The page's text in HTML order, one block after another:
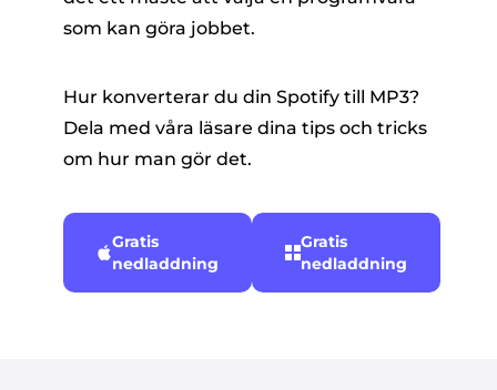
som kan göra jobbet.
Hur konverterar du din Spotify till MP3?
Dela med våra läsare dina tips och tricks
om hur man gör det.
Gratis
nedladdning
Gratis
nedladdning